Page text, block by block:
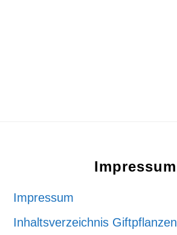
Impressum
Impressum
Inhaltsverzeichnis Giftpflanzen